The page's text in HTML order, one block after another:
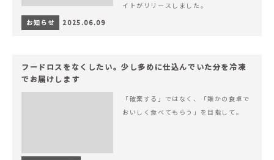
イトがリリースしました。
お知らせ
2025.06.09
フードロスをなくしたい。少し多めに仕込んでいた分を冷凍
でお届けします
「破棄する」ではなく、「誰かの食卓で
おいしく食べてもらう」を目指して。